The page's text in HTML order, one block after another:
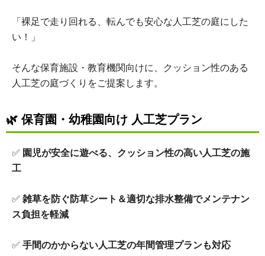
「裸足で走り回れる、転んでも安心な人工芝の庭にした
い！」
そんな保育施設・教育機関向けに、クッション性のある
人工芝の庭づくりをご提案します。
🌿保育園・幼稚園向け 人工芝プラン
✅ 園児が安全に遊べる、クッション性の高い人工芝の施
工
✅ 雑草を防ぐ防草シート＆適切な排水整備でメンテナン
ス負担を軽減
✅ 手間のかからない人工芝の年間管理プランも対応